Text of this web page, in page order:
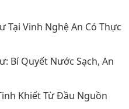
Tại Vinh Nghệ An Có Thực
Bí Quyết Nước Sạch, An
Khiết Từ Đầu Nguồn